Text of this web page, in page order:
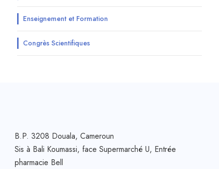
Enseignement et Formation
Congrès Scientifiques
B.P. 3208 Douala, Cameroun
Sis à Bali Koumassi, face Supermarché U, Entrée
pharmacie Bell